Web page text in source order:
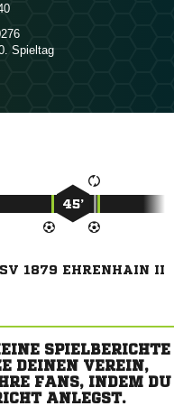
Spieltag
45’
SV 1879 EHRENHAIN II
SPIELBERICHTE
DEINEN VEREIN,
FANS, INDEM DU
ANLEGST.